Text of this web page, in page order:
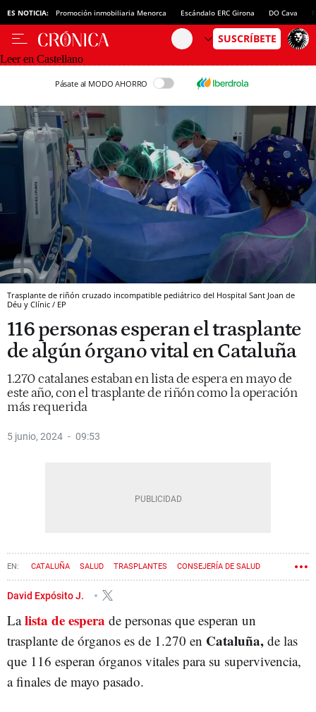
ES NOTICIA: Promoción inmobiliaria Menorca Escándalo ERC Girona DO Cava
Leer en Castellano
Pásate al MODO AHORRO
Trasplante de riñón cruzado incompatible pediátrico del Hospital Sant Joan de
Déu y Clínic / EP
116 personas esperan el trasplante
de algún órgano vital en Cataluña
1.270 catalanes estaban en lista de espera en mayo de
este año, con el trasplante de riñón como la operación
más requerida
5 junio, 2024 09:53
CATALUÑA SALUD TRASPLANTES CONSEJERÍA DE SALUD
LISTAS DE ESPERA DONACIONES
David Expósito J.
Lalista de espera de personas que esperan un
trasplante de órganos es de 1.270 en Cataluña, de las
que 116 esperan órganos vitales para su supervivencia,
a finales de mayo pasado.